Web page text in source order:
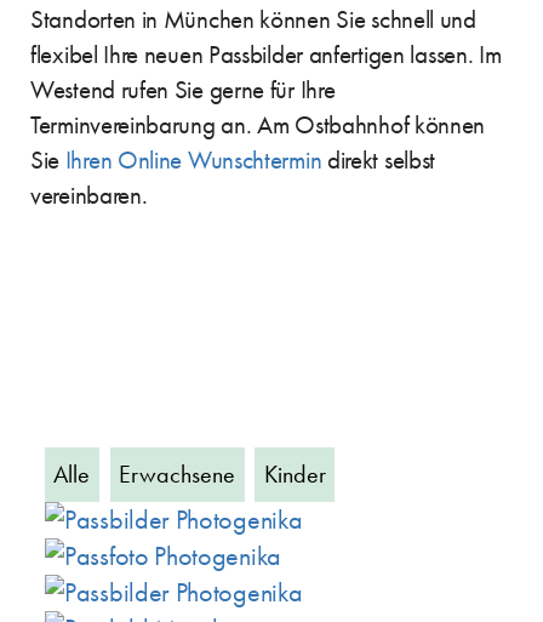
Standorten in München können Sie schnell und
flexibel Ihre neuen Passbilder anfertigen lassen. Im
Westend rufen Sie gerne für Ihre
Terminvereinbarung an. Am Ostbahnhof können
Sie Ihren Online Wunschtermin direkt selbst
vereinbaren.
Alle Erwachsene Kinder